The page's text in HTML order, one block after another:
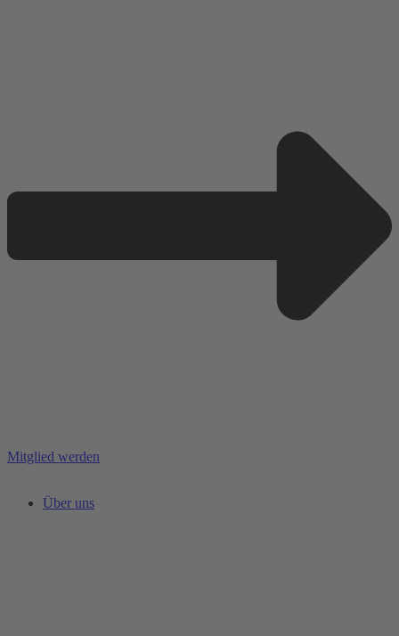
Mitglied werden
Über uns